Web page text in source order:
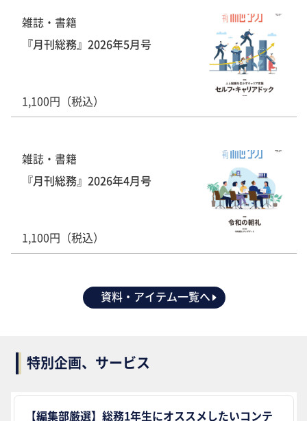
雑誌・書籍
『月刊総務』2026年5月号
1,100円（税込）
雑誌・書籍
『月刊総務』2026年4月号
1,100円（税込）
資料・アイテム一覧へ
特別企画、サービス
【編集部厳選】総務1年生にオススメしたいコンテ